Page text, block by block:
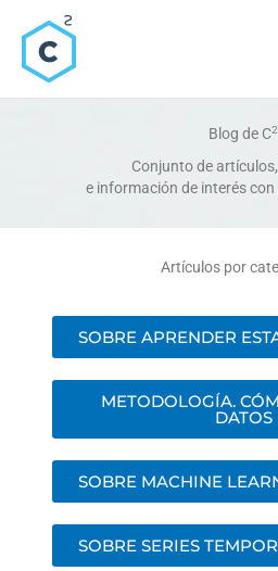
contenido
Blog de C2
Conjunto de
e información de interés
Artículos por
SOBRE APRENDER
METODOLOGÍA.
DATOS
SOBRE MACHINE
SOBRE SERIES